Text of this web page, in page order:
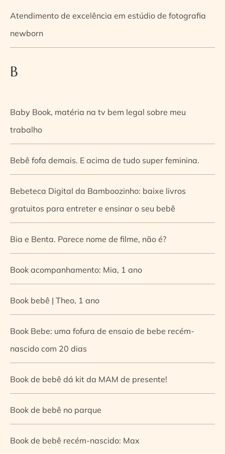
Atendimento de excelência em estúdio de fotografia
newborn
B
Baby Book, matéria na tv bem legal sobre meu
trabalho
Bebê fofa demais. E acima de tudo super feminina.
Bebeteca Digital da Bamboozinho: baixe livros
gratuitos para entreter e ensinar o seu bebê
Bia e Benta. Parece nome de filme, não é?
Book acompanhamento: Mia, 1 ano
Book bebê | Theo, 1 ano
Book Bebe: uma fofura de ensaio de bebe recém-
nascido com 20 dias
Book de bebê dá kit da MAM de presente!
Book de bebê no parque
Book de bebê recém-nascido: Max